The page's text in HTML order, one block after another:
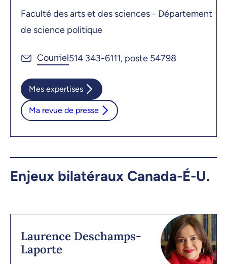
Faculté des arts et des sciences - Département
de science politique
514 343-6111, poste 54798
Mes expertises
Ma revue de presse
Enjeux bilatéraux Canada-É-U.
Laurence Deschamps-
Laporte